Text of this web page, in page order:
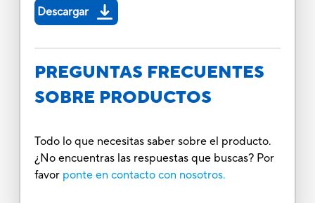
Descargar
PREGUNTAS FRECUENTES
SOBRE PRODUCTOS
Todo lo que necesitas saber sobre el producto.
¿No encuentras las respuestas que buscas? Por
favor ponte en contacto con nosotros.